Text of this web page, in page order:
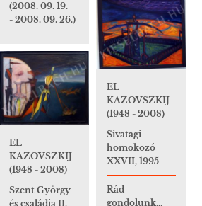
(2008. 09. 19.
- 2008. 09. 26.)
EL
KAZOVSZKIJ
(1948 - 2008)
Sivatagi
homokozó
XXVII, 1995
Rád
gondolunk...
EL
KAZOVSZKIJ
(1948 - 2008)
Szent György
és családja II,